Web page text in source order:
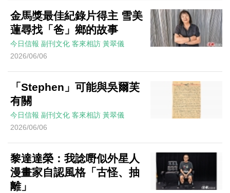
金馬獎最佳紀錄片得主 雪美
蓮尋找「爸」鄉的故事
今日信報 副刊文化 客來相訪 黃翠儀
2026/06/06
「Stephen」可能與吳爾芙
有關
今日信報 副刊文化 客來相訪 黃翠儀
2026/06/06
黎達達榮：我諗嘢似外星人
漫畫家自認風格「古怪、抽
離」